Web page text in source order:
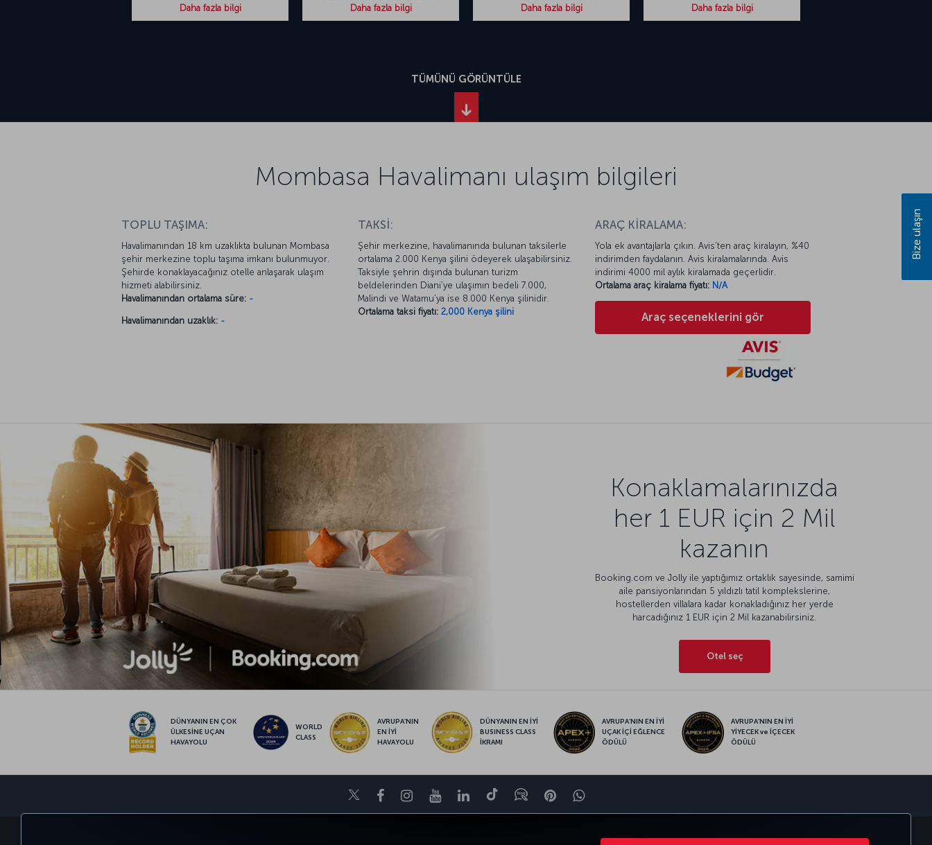
Daha fazla bilgi
Daha fazla bilgi
Daha fazla bilgi
Daha fazla bilgi
TÜMÜNÜ GÖRÜNTÜLE
Mombasa Havalimanı ulaşım bilgileri
TOPLU TAŞIMA:
Havalimanından 18 km uzaklıkta bulunan Mombasa
şehir merkezine toplu taşıma imkanı bulunmuyor.
Şehirde konaklayacağınız otelle anlaşarak ulaşım
hizmeti alabilirsiniz.
Havalimanından ortalama süre: -
Havalimanından uzaklık: -
TAKSİ:
Şehir merkezine, havalimanında bulunan taksilerle
ortalama 2.000 Kenya şilini ödeyerek ulaşabilirsiniz.
Taksiyle şehrin dışında bulunan turizm
beldelerinden Diani’ye ulaşımın bedeli 7.000,
Malindi ve Watamu’ya ise 8.000 Kenya şilinidir.
Ortalama taksi fiyatı: 2,000 Kenya şilini
ARAÇ KİRALAMA:
Yola ek avantajlarla çıkın. Avis’ten araç kiralayın, %40
indirimden faydalanın. Avis kiralamalarında. Avis
indirimi 4000 mil aylık kiralamada geçerlidir.
Ortalama araç kiralama fiyatı: N/A
Araç seçeneklerini gör
Konaklamalarınızda
her 1 EUR için 2 Mil
kazanın
Booking.com ve Jolly ile yaptığımız ortaklık sayesinde, samimi
aile pansiyonlarından 5 yıldızlı tatil komplekslerine,
hostellerden villalara kadar konakladığınız her yerde
harcadığınız 1 EUR için 2 Mil kazanabilirsiniz.
Otel seç
DÜNYANIN EN ÇOK
ÜLKESİNE UÇAN
HAVAYOLU
WORLD
CLASS
AVRUPA’NIN
EN İYİ
HAVAYOLU
DÜNYANIN EN İYİ
BUSINESS CLASS
İKRAMI
AVRUPA’NIN EN İYİ
UÇAK İÇİ EĞLENCE
ÖDÜLÜ
AVRUPA’NIN EN İYİ
YİYECEK ve İÇECEK
ÖDÜLÜ
TwitterFacebookInstagram
YoutubeLinkedIn
TiktokBlogPinterestWhatsapp
TURKISH AIRLINES HOLIDAYS MILES&SMILES CORPORATE CLUB TÜRK HAVA YOLLARI
Bize ulaşın